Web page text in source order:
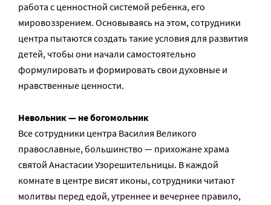
работа с ценностной системой ребенка, его
мировоззрением. Основываясь на этом, сотрудники
центра пытаются создать такие условия для развития
детей, чтобы они начали самостоятельно
формулировать и формировать свои духовные и
нравственные ценности.
Невольник — не богомольник
Все сотрудники центра Василия Великого
православные, большинство — прихожане храма
святой Анастасии Узорешительницы. В каждой
комнате в центре висят иконы, сотрудники читают
молитвы перед едой, утреннее и вечернее правило,